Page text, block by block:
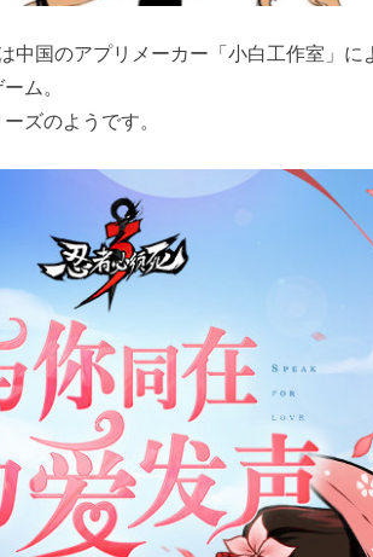
中国のアプリメーカー「小白工作室」
ム。
ズのようです。